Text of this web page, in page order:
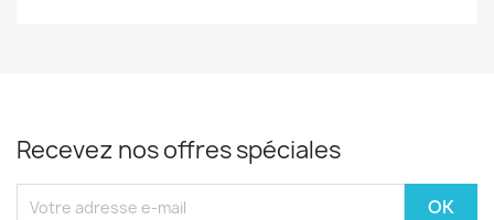
Recevez nos offres spéciales